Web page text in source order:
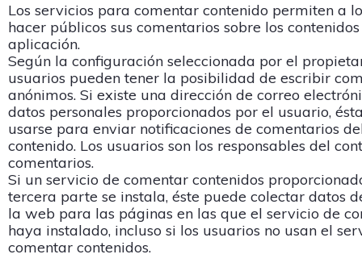
Los servicios para comentar contenido permiten a
hacer públicos sus comentarios sobre los
aplicación.
Según la configuración seleccionada por el
usuarios pueden tener la posibilidad de escribir
anónimos. Si existe una dirección de correo
datos personales proporcionados por el usuario,
usarse para enviar notificaciones de comentarios
contenido. Los usuarios son los responsables del
comentarios.
Si un servicio de comentar contenidos
tercera parte se instala, éste puede colectar datos
la web para las páginas en las que el servicio de
haya instalado, incluso si los usuarios no usan el
comentar contenidos.